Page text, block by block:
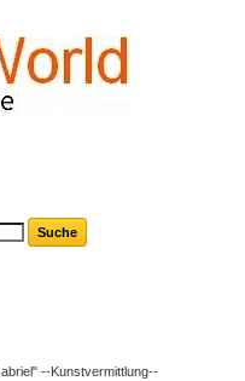
--Kunstvermittlung--